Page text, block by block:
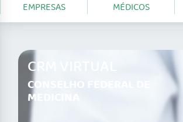
EMPRESAS MÉDICOS
CRM VIRTUAL
CONSELHO FEDERAL DE
MEDICINA